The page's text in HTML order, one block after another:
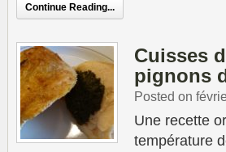
Continue Reading...
Cuisses
pignons
Posted on
Une recette
température